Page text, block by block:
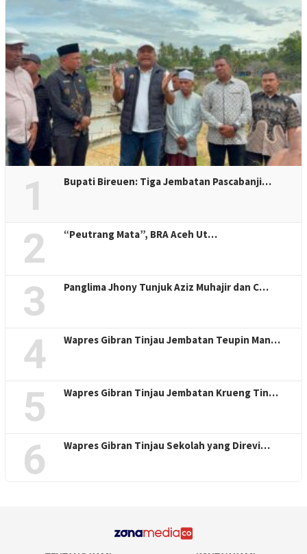
1 Bupati Bireuen: Tiga Jembatan Pascabanji…
2 “Peutrang Mata”, BRA Aceh Ut…
3 Panglima Jhony Tunjuk Aziz Muhajir dan C…
4 Wapres Gibran Tinjau Jembatan Teupin Man…
5 Wapres Gibran Tinjau Jembatan Krueng Tin…
6 Wapres Gibran Tinjau Sekolah yang Direvi…